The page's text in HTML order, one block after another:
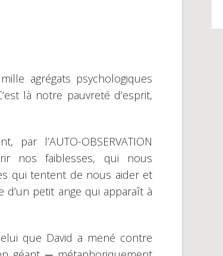
agrégats psychologiques
là notre pauvreté d’esprit,
l’AUTO-OBSERVATION
nos faiblesses, qui nous
qui tentent de nous aider et
petit ange qui apparaît à
que David a mené contre